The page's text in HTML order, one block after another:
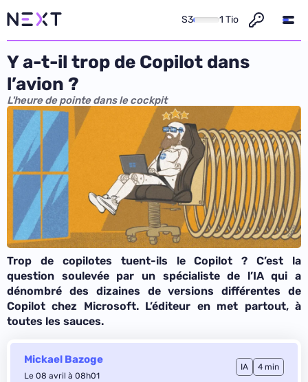
S3 1 Tio
Y a-t-il trop de Copilot dans
l’avion ?
L'heure de pointe dans le cockpit
Trop de copilotes tuent-ils le Copilot ? C’est la
question soulevée par un spécialiste de l’IA qui a
dénombré des dizaines de versions différentes de
Copilot chez Microsoft. L’éditeur en met partout, à
toutes les sauces.
Mickael Bazoge
Le 08 avril à 08h01
IA 4 min